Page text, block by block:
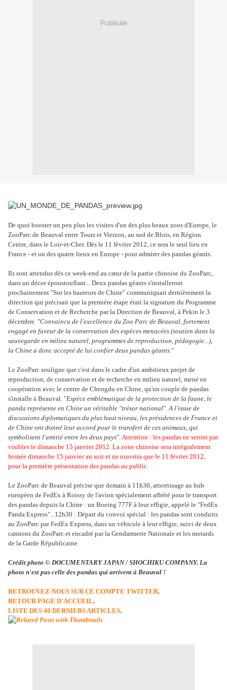
Publicité
De quoi booster un peu plus les visites d'un des plus beaux zoos d'Europe, le
ZooParc de Beauval entre Tours et Vierzon, au sud de Blois, en Région
Centre, dans le Loir-et-Cher. Dès le 11 février 2012, ce sera le seul lieu en
France - et un des quatre lieux en Europe - pour admirer des pandas géants.
Ils sont attendus dès ce week-end au cœur de la partie chinoise du ZooParc,
dans un décor époustouflant... Deux pandas géants s'installeront
prochainement "Sur les hauteurs de Chine" communiquait dernièrement la
direction qui précisait que la première étape était la signature du Programme
de Conservation et de Recherche par la Direction de Beauval, à Pekin le 3
décembre. "Convaincu de l'excellence du Zoo Parc de Beauval, fortement
engagé en faveur de la conservation des espèces menacées (soutien dans la
sauvegarde en milieu naturel, programmes de reproduction, pédagogie...),
la Chine a donc accepté de lui confier deux pandas géants."
Le ZooParc souligne que c'est dans le cadre d'un ambitieux projet de
reproduction, de conservation et de recherche en milieu naturel, mené en
coopération avec le centre de Chengdu en Chine, qu'un couple de pandas
s'installe à Beauval. "Espèce emblématique de la protection de la faune, le
panda représente en Chine un véritable "trésor national". A l'issue de
discussions diplomatiques du plus haut niveau, les présidences de France et
de Chine ont donné leur accord pour le transfert de ces animaux, qui
symbolisent l'amitié entre les deux pays".Attention : les pandas ne seront pas
visibles le dimanche 15 janvier 2012. La zone chinoise sera intégralement
fermée dimanche 15 janvier au soir et ne rouvrira que le 11 février 2012,
pour la première présentation des pandas au public.
Le ZooParc de Beauval précise que demain à 11h30, atterrissage au hub
européen de FedEx à Roissy de l'avion spécialement affrété pour le transport
des pandas depuis la Chine : un Boeing 777F à leur effigie, appelé le "FedEx
Panda Express"...12h30 : Départ du convoi spécial : les pandas sont conduits
au ZooParc par FedEx Express, dans un véhicule à leur effigie, suivi de deux
camions du ZooParc et encadré par la Gendarmerie Nationale et les motards
de la Garde Républicaine.
Crédit photo © DOCUMENTARY JAPAN / SHOCHIKU COMPANY. La
photo n'est pas celle des pandas qui arrivent à Beauval !
RETROUVEZ-NOUS SUR CE COMPTE TWITTER.
RETOUR PAGE D'ACCUEIL.
LISTE DES 40 DERNIERS ARTICLES.